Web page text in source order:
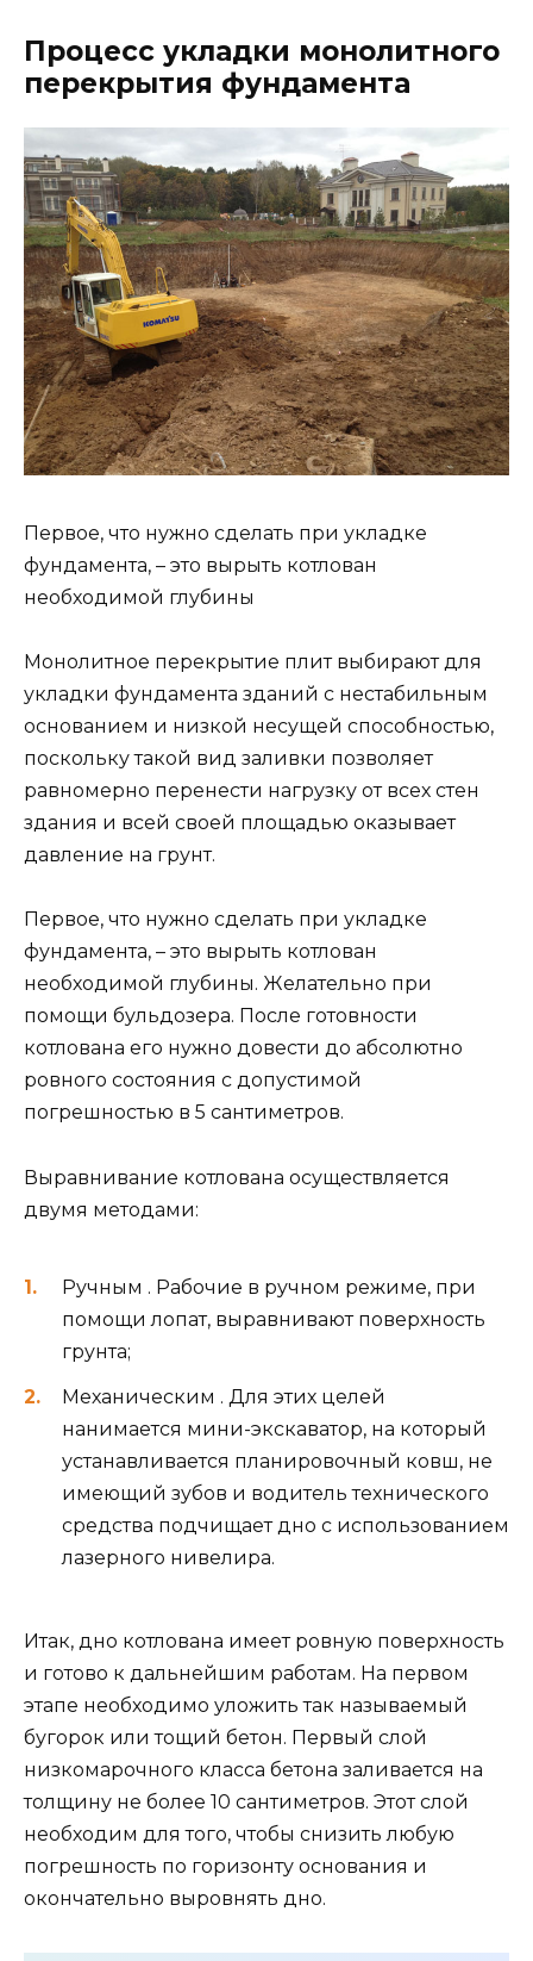
Процесс укладки монолитного
перекрытия фундамента
Первое, что нужно сделать при укладке
фундамента, – это вырыть котлован
необходимой глубины
Монолитное перекрытие плит выбирают для
укладки фундамента зданий с нестабильным
основанием и низкой несущей способностью,
поскольку такой вид заливки позволяет
равномерно перенести нагрузку от всех стен
здания и всей своей площадью оказывает
давление на грунт.
Первое, что нужно сделать при укладке
фундамента, – это вырыть котлован
необходимой глубины. Желательно при
помощи бульдозера. После готовности
котлована его нужно довести до абсолютно
ровного состояния с допустимой
погрешностью в 5 сантиметров.
Выравнивание котлована осуществляется
двумя методами:
Ручным . Рабочие в ручном режиме, при
помощи лопат, выравнивают поверхность
грунта;
Механическим . Для этих целей
нанимается мини-экскаватор, на который
устанавливается планировочный ковш, не
имеющий зубов и водитель технического
средства подчищает дно с использованием
лазерного нивелира.
Итак, дно котлована имеет ровную поверхность
и готово к дальнейшим работам. На первом
этапе необходимо уложить так называемый
бугорок или тощий бетон. Первый слой
низкомарочного класса бетона заливается на
толщину не более 10 сантиметров. Этот слой
необходим для того, чтобы снизить любую
погрешность по горизонту основания и
окончательно выровнять дно.